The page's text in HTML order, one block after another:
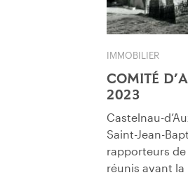
IMMOBILIER
COMITÉ
2023
Castelnau-
Saint-Jean-
rapporteurs
réunis avant la